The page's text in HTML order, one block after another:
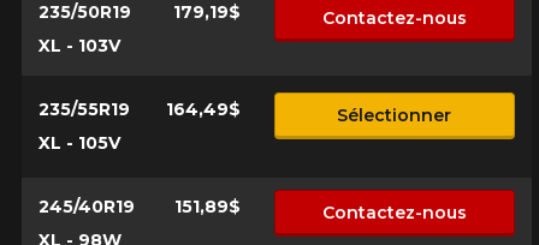
235/50R19
XL - 103V
179,19$ Contactez-nous
235/55R19
XL - 105V
164,49$ Sélectionner
245/40R19
151,89$ Contactez-nous